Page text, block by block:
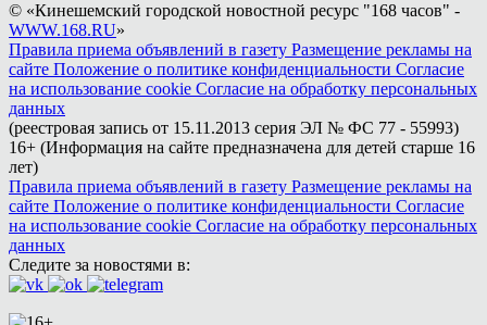
© «Кинешемский городской новостной ресурс "168 часов" -
WWW.168.RU»
Правила приема объявлений в газету Размещение рекламы на
сайте Положение о политике конфиденциальности Согласие
на использование cookie Согласие на обработку персональных
данных
(реестровая запись от 15.11.2013 серия ЭЛ № ФС 77 - 55993)
16+ (Информация на сайте предназначена для детей старше 16
лет)
Правила приема объявлений в газету Размещение рекламы на
сайте Положение о политике конфиденциальности Согласие
на использование cookie Согласие на обработку персональных
данных
Следите за новостями в: